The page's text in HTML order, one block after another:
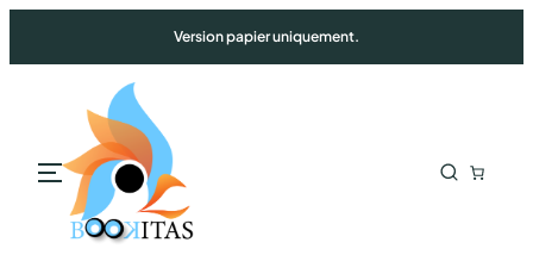
Version papier uniquement.